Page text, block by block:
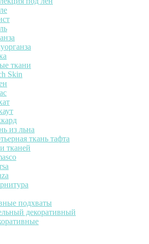
ткани
Skin
из льна
ткань тафта
тканей
подхваты
декоративный